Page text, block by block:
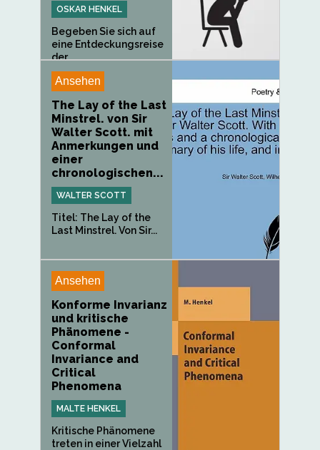
OSKAR HENKEL
Begeben Sie sich auf
eine Entdeckungsreise
der...
Ansehen
The Lay of the Last
Minstrel. von Sir
Walter Scott. mit
Anmerkungen und
einer
chronologischen...
WALTER SCOTT
Titel: The Lay of the
Last Minstrel. Von Sir...
Ansehen
Konforme Invarianz
und kritische
Phänomene -
Conformal
Invariance and
Critical
Phenomena
MALTE HENKEL
Kritische Phänomene
treten in einer Vielzahl